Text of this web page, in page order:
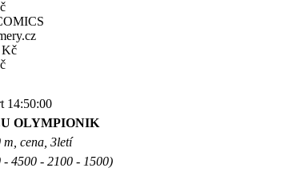
Kč
14:50:00
OLYMPIONIK
cena, 3letí
4500 - 2100 - 1500)